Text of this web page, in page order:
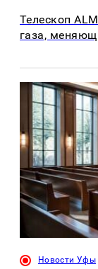
Телескоп
газа,
Новости Уфы